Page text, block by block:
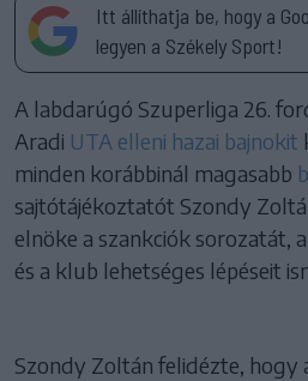
Itt állíthatja be, hogy a
legyen a Székely Sport!
A labdarúgó Szuperliga 26.
Aradi UTA elleni hazai bajnokit
minden korábbinál magasabb
sajtótájékoztatót Szondy
elnöke a szankciók sorozatát,
és a klub lehetséges lépéseit
Szondy Zoltán felidézte, hogy